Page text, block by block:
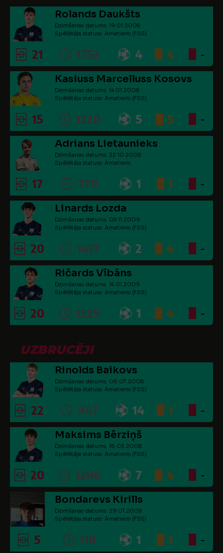
Rolands Daukšts
Dzimšanas datums: 19.01.2008.
Spēlētāja statuss: Amatieris (FSS)
21 1752 4 4 -
Kasiuss Marcelluss Kosovs
Dzimšanas datums: 14.01.2008.
Spēlētāja statuss: Amatieris (FSS)
15 1220 5 5 -
Adrians Lietaunieks
Dzimšanas datums: 22.10.2008.
Spēlētāja statuss: Amatieris
17 779 1 1 -
Linards Lozda
Dzimšanas datums: 08.11.2009.
Spēlētāja statuss: Amatieris (FSS)
20 1417 2 4 -
Ričards Vībāns
Dzimšanas datums: 14.01.2009.
Spēlētāja statuss: Amatieris (FSS)
20 1529 1 4 -
UZBRUCĒJI
Rinolds Baikovs
Dzimšanas datums: 06.07.2008.
Spēlētāja statuss: Amatieris (FSS)
22 947 14 1 -
Maksims Bērziņš
Dzimšanas datums: 16.03.2008.
Spēlētāja statuss: Amatieris (FSS)
20 1286 7 4 -
Bondarevs Kirills
Dzimšanas datums: 29.01.2008.
Spēlētāja statuss: Amatieris (FSS)
5 118 1 1 -